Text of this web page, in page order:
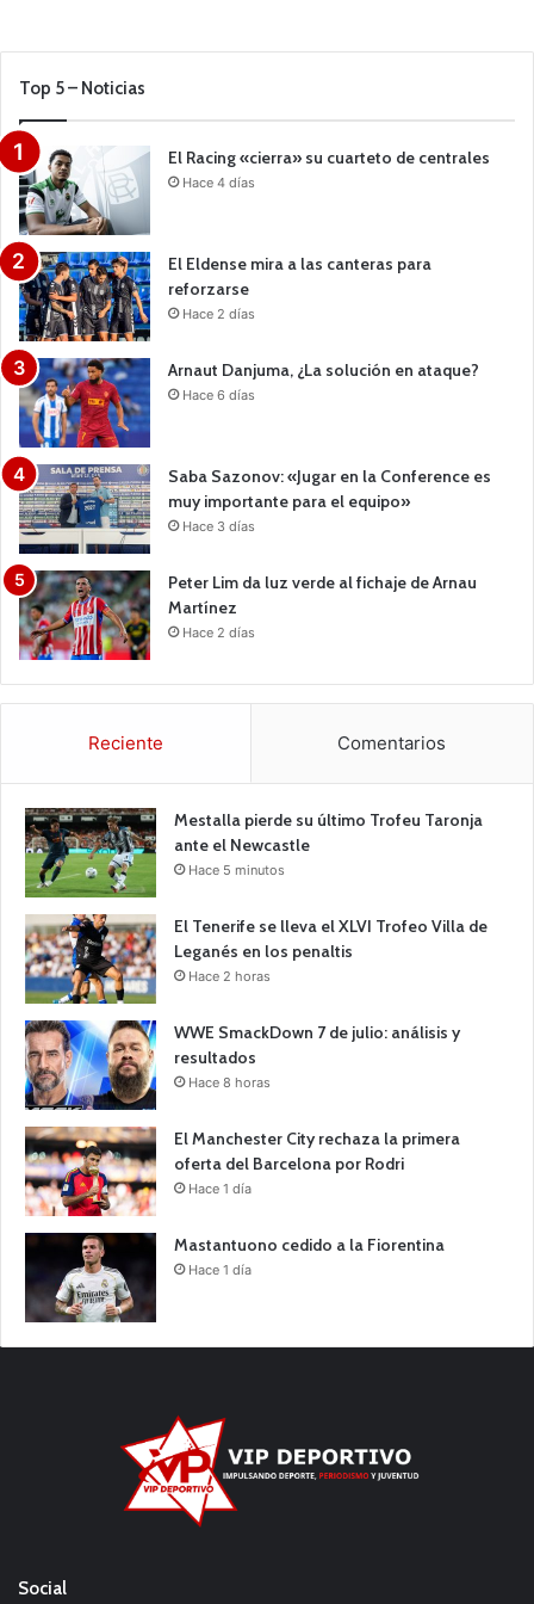
Top 5 – Noticias
El Racing «cierra» su cuarteto de centrales
Hace 4 días
El Eldense mira a las canteras para
reforzarse
Hace 2 días
Arnaut Danjuma, ¿La solución en ataque?
Hace 6 días
Saba Sazonov: «Jugar en la Conference es
muy importante para el equipo»
Hace 3 días
Peter Lim da luz verde al fichaje de Arnau
Martínez
Hace 2 días
Reciente Comentarios
Mestalla pierde su último Trofeu Taronja
ante el Newcastle
Hace 5 minutos
El Tenerife se lleva el XLVI Trofeo Villa de
Leganés en los penaltis
Hace 2 horas
WWE SmackDown 7 de julio: análisis y
resultados
Hace 8 horas
El Manchester City rechaza la primera
oferta del Barcelona por Rodri
Hace 1 día
Mastantuono cedido a la Fiorentina
Hace 1 día
Social